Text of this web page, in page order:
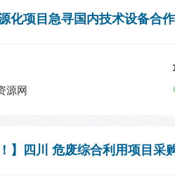
化项目急寻国内技术设备合
源网